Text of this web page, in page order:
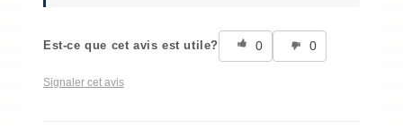
Est-ce que cet avis est utile? 0 0
Signaler cet avis